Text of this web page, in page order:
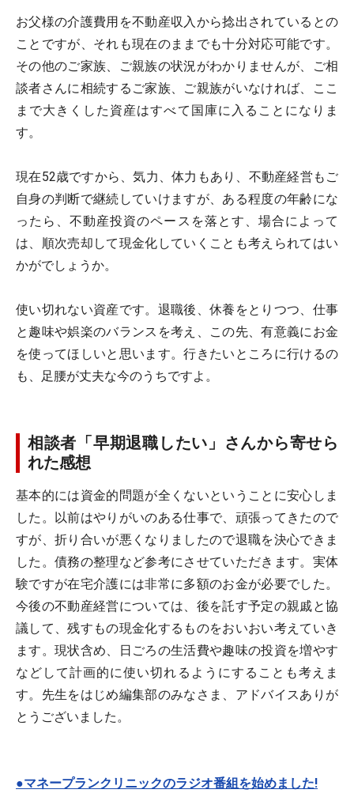
お父様の介護費用を不動産収入から捻出されているとの
ことですが、それも現在のままでも十分対応可能です。
その他のご家族、ご親族の状況がわかりませんが、ご相
談者さんに相続するご家族、ご親族がいなければ、ここ
まで大きくした資産はすべて国庫に入ることになりま
す。
現在52歳ですから、気力、体力もあり、不動産経営もご
自身の判断で継続していけますが、ある程度の年齢にな
ったら、不動産投資のペースを落とす、場合によって
は、順次売却して現金化していくことも考えられてはい
かがでしょうか。
使い切れない資産です。退職後、休養をとりつつ、仕事
と趣味や娯楽のバランスを考え、この先、有意義にお金
を使ってほしいと思います。行きたいところに行けるの
も、足腰が丈夫な今のうちですよ。
相談者「早期退職したい」さんから寄せら
れた感想
基本的には資金的問題が全くないということに安心しま
した。以前はやりがいのある仕事で、頑張ってきたので
すが、折り合いが悪くなりましたので退職を決心できま
した。債務の整理など参考にさせていただきます。実体
験ですが在宅介護には非常に多額のお金が必要でした。
今後の不動産経営については、後を託す予定の親戚と協
議して、残すもの現金化するものをおいおい考えていき
ます。現状含め、日ごろの生活費や趣味の投資を増やす
などして計画的に使い切れるようにすることも考えま
す。先生をはじめ編集部のみなさま、アドバイスありが
とうございました。
●マネープランクリニックのラジオ番組を始めました!